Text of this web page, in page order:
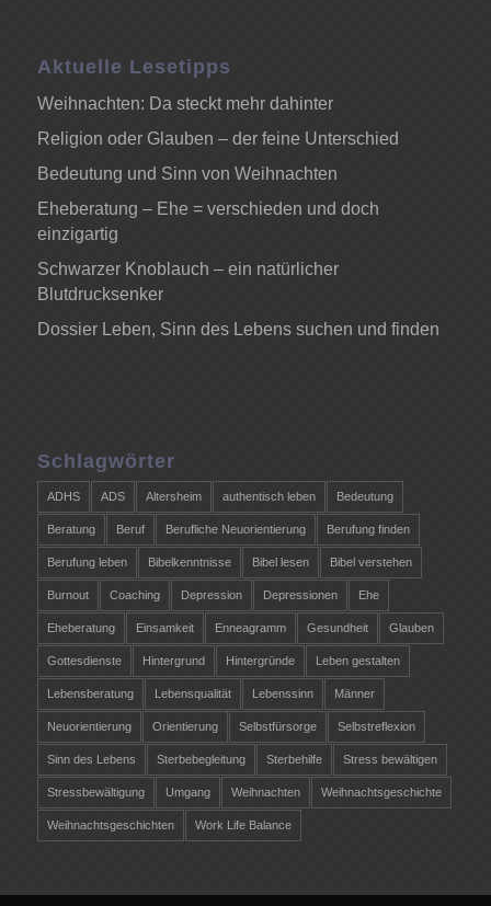
Aktuelle Lesetipps
Weihnachten: Da steckt mehr dahinter
Religion oder Glauben – der feine Unterschied
Bedeutung und Sinn von Weihnachten
Eheberatung – Ehe = verschieden und doch
einzigartig
Schwarzer Knoblauch – ein natürlicher
Blutdrucksenker
Dossier Leben, Sinn des Lebens suchen und finden
Schlagwörter
ADHS ADS Altersheim authentisch leben Bedeutung
Beratung Beruf Berufliche Neuorientierung Berufung finden
Berufung leben Bibelkenntnisse Bibel lesen Bibel verstehen
Burnout Coaching Depression Depressionen Ehe
Eheberatung Einsamkeit Enneagramm Gesundheit Glauben
Gottesdienste Hintergrund Hintergründe Leben gestalten
Lebensberatung Lebensqualität Lebenssinn Männer
Neuorientierung Orientierung Selbstfürsorge Selbstreflexion
Sinn des Lebens Sterbebegleitung Sterbehilfe Stress bewältigen
Stressbewältigung Umgang Weihnachten Weihnachtsgeschichte
Weihnachtsgeschichten Work Life Balance